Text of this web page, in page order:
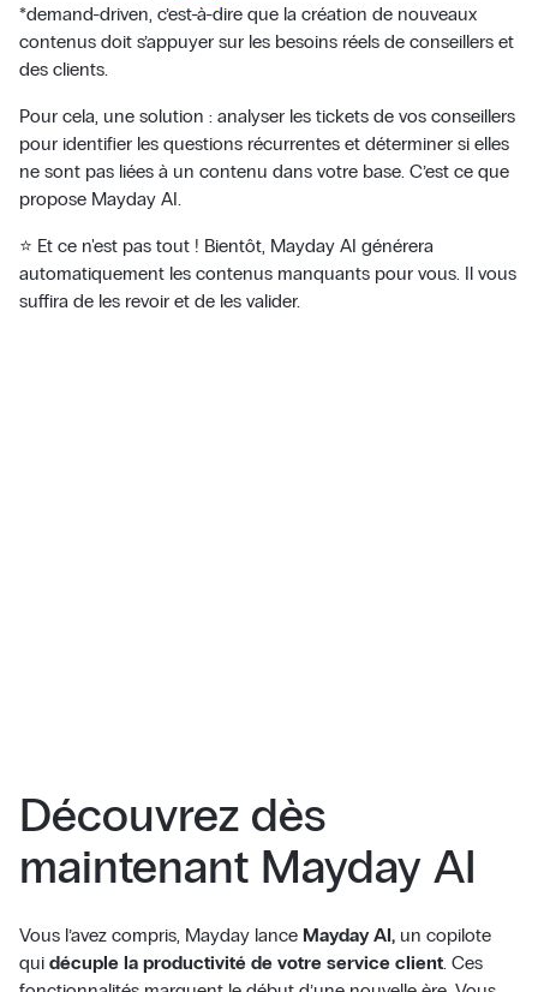
*demand-driven, c’est-à-dire que la création de nouveaux
contenus doit s’appuyer sur les besoins réels de conseillers et
des clients.
Pour cela, une solution : analyser les tickets de vos conseillers
pour identifier les questions récurrentes et déterminer si elles
ne sont pas liées à un contenu dans votre base. C’est ce que
propose Mayday AI.
⭐ Et ce n'est pas tout ! Bientôt, Mayday AI générera
automatiquement les contenus manquants pour vous. Il vous
suffira de les revoir et de les valider.
Découvrez dès
maintenant Mayday AI
Vous l’avez compris, Mayday lance Mayday AI,un copilote
qui décuple la productivité de votre service client. Ces